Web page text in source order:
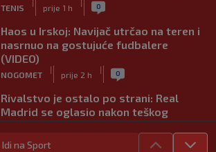
TENIS
|
prije 1 h
| 0
Haos u Irskoj: Navijač utrčao na teren i
nasrnuo na gostujuće fudbalere
(VIDEO)
NOGOMET
|
prije 2 h
| 0
Rivalstvo je ostalo po strani: Real
Madrid se oglasio nakon teškog
gubitka Lionela Messija
NOGOMET
Idi na Sport